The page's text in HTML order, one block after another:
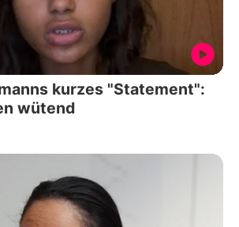
kurzes "Statement":
wütend